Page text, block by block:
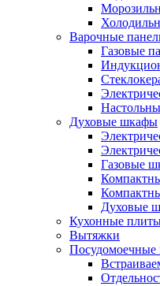
Варочные
Газовые
Духовые шкафы
Газовые
Духовые
Кухонные
Вытяжки